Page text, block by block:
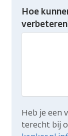
Heb
gevonden
Hoe
Heb je een
terecht bij